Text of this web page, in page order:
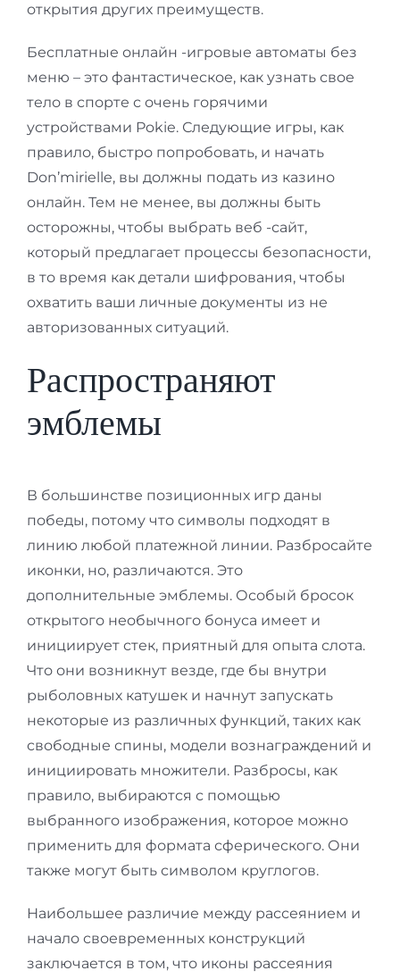
открытия других преимуществ.
Бесплатные онлайн -игровые автоматы без
меню – это фантастическое, как узнать свое
тело в спорте с очень горячими
устройствами Pokie. Следующие игры, как
правило, быстро попробовать, и начать
Don’mirielle, вы должны подать из казино
онлайн. Тем не менее, вы должны быть
осторожны, чтобы выбрать веб -сайт,
который предлагает процессы безопасности,
в то время как детали шифрования, чтобы
охватить ваши личные документы из не
авторизованных ситуаций.
Распространяют
эмблемы
В большинстве позиционных игр даны
победы, потому что символы подходят в
линию любой платежной линии. Разбросайте
иконки, но, различаются. Это
дополнительные эмблемы. Особый бросок
открытого необычного бонуса имеет и
инициирует стек, приятный для опыта слота.
Что они возникнут везде, где бы внутри
рыболовных катушек и начнут запускать
некоторые из различных функций, таких как
свободные спины, модели вознаграждений и
инициировать множители. Разбросы, как
правило, выбираются с помощью
выбранного изображения, которое можно
применить для формата сферического. Они
также могут быть символом круглогов.
Наибольшее различие между рассеянием и
начало своевременных конструкций
заключается в том, что иконы рассеяния